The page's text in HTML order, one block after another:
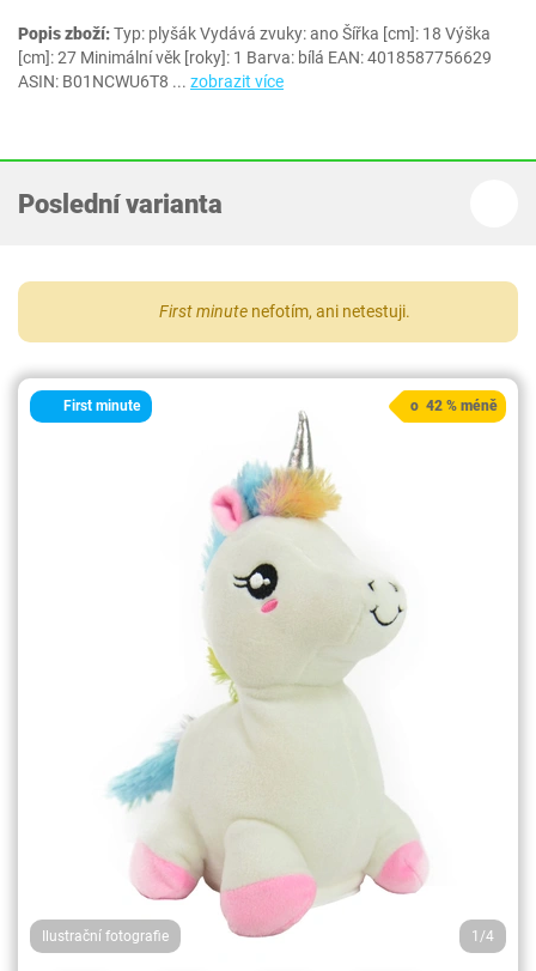
Popis zboží:Typ: plyšák Vydává zvuky: ano Šířka [cm]: 18 Výška
[cm]: 27 Minimální věk [roky]: 1 Barva: bílá EAN: 4018587756629
ASIN: B01NCWU6T8 ... zobrazit více
Poslední varianta
First minute nefotím, ani netestuji.
First minute
Ilustrační fotografie 1/4
o 42 % méně